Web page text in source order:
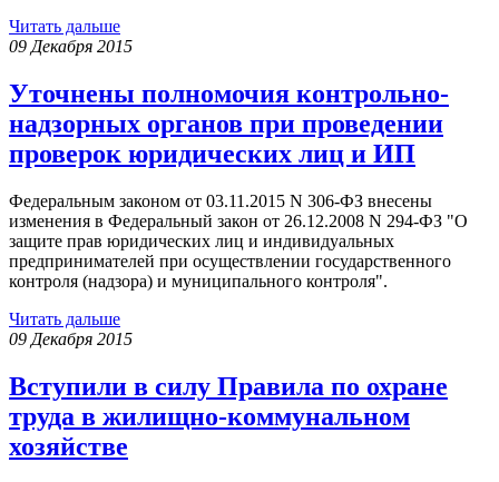
Читать дальше
09 Декабря 2015
Уточнены полномочия контрольно-
надзорных органов при проведении
проверок юридических лиц и ИП
Федеральным законом от 03.11.2015 N 306-ФЗ внесены
изменения в Федеральный закон от 26.12.2008 N 294-ФЗ "О
защите прав юридических лиц и индивидуальных
предпринимателей при осуществлении государственного
контроля (надзора) и муниципального контроля".
Читать дальше
09 Декабря 2015
Вступили в силу Правила по охране
труда в жилищно-коммунальном
хозяйстве